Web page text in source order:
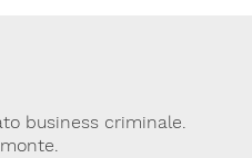
business criminale.